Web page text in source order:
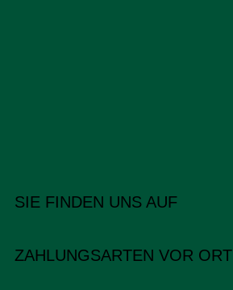
SIE FINDEN UNS AUF
ZAHLUNGSARTEN VOR ORT